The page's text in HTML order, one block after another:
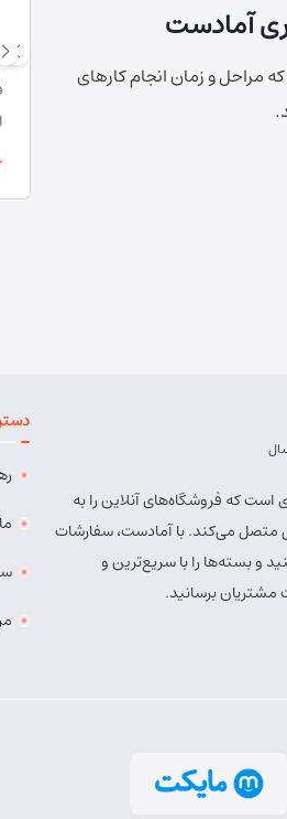
آمادست
مراحل و زمان انجام کارهای
که فروشگاه‌های آنلاین را به
می‌کند. با آمادست، سفارشات
و بسته‌ها را با سریع‌ترین و
برسانید.